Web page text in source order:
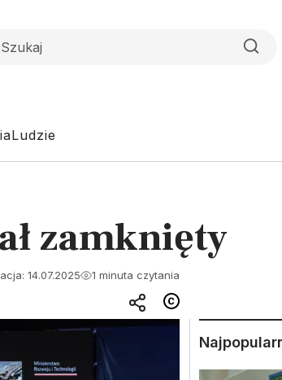
Ludzie
zamknięty
14.07.2025 1 minuta czytania